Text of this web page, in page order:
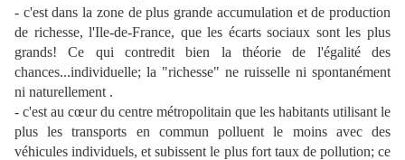
- c'est dans la zone de plus grande accumulation et de production
de richesse, l'Ile-de-France, que les écarts sociaux sont les plus
grands! Ce qui contredit bien la théorie de l'égalité des
chances...individuelle; la "richesse" ne ruisselle ni spontanément
ni naturellement .
- c'est au cœur du centre métropolitain que les habitants utilisant le
plus les transports en commun polluent le moins avec des
véhicules individuels, et subissent le plus fort taux de pollution; ce